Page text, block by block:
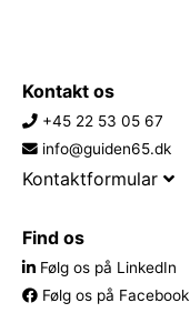
Kontakt os
+45 22 53 05 67
info@guiden65.dk
Kontaktformular
Find os
Følg os på LinkedIn
Følg os på Facebook